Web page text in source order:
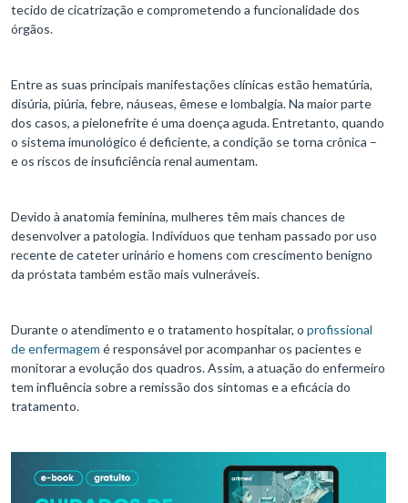
tecido de cicatrização e comprometendo a funcionalidade dos
órgãos.
Entre as suas principais manifestações clínicas estão hematúria,
disúria, piúria, febre, náuseas, êmese e lombalgia. Na maior parte
dos casos, a pielonefrite é uma doença aguda. Entretanto, quando
o sistema imunológico é deficiente, a condição se torna crônica –
e os riscos de insuficiência renal aumentam.
Devido à anatomia feminina, mulheres têm mais chances de
desenvolver a patologia. Indivíduos que tenham passado por uso
recente de cateter urinário e homens com crescimento benigno
da próstata também estão mais vulneráveis.
Durante o atendimento e o tratamento hospitalar, o profissional
de enfermagem é responsável por acompanhar os pacientes e
monitorar a evolução dos quadros. Assim, a atuação do enfermeiro
tem influência sobre a remissão dos sintomas e a eficácia do
tratamento.